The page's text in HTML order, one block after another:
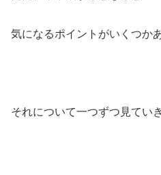
気になるポイントがいくつか
それについて一つずつ見てい